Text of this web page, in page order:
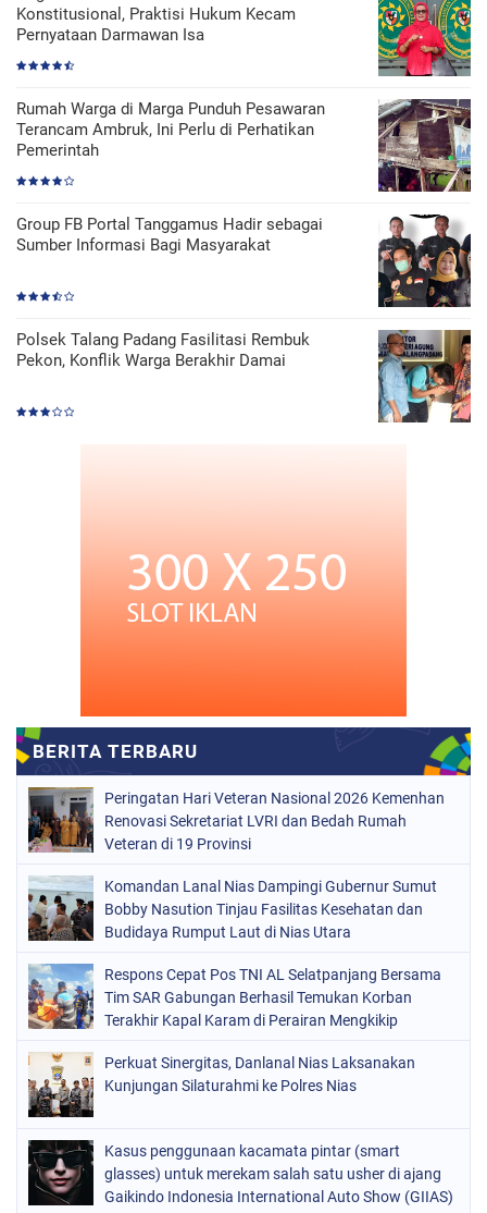
Konstitusional, Praktisi Hukum Kecam
Pernyataan Darmawan Isa
Rumah Warga di Marga Punduh Pesawaran
Terancam Ambruk, Ini Perlu di Perhatikan
Pemerintah
Group FB Portal Tanggamus Hadir sebagai
Sumber Informasi Bagi Masyarakat
Polsek Talang Padang Fasilitasi Rembuk
Pekon, Konflik Warga Berakhir Damai
Peringatan Hari Veteran Nasional 2026 Kemenhan
Renovasi Sekretariat LVRI dan Bedah Rumah
Veteran di 19 Provinsi
Komandan Lanal Nias Dampingi Gubernur Sumut
Bobby Nasution Tinjau Fasilitas Kesehatan dan
Budidaya Rumput Laut di Nias Utara
Respons Cepat Pos TNI AL Selatpanjang Bersama
Tim SAR Gabungan Berhasil Temukan Korban
Terakhir Kapal Karam di Perairan Mengkikip
Perkuat Sinergitas, Danlanal Nias Laksanakan
Kunjungan Silaturahmi ke Polres Nias
Kasus penggunaan kacamata pintar (smart
glasses) untuk merekam salah satu usher di ajang
Gaikindo Indonesia International Auto Show (GIIAS)